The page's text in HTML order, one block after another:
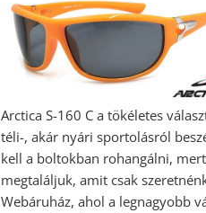
Arctica S-160 C a tökéletes
téli-, akár nyári sportolásról
kell a boltokban rohangálni,
megtaláljuk, amit csak
Webáruház, ahol a legnagyobb